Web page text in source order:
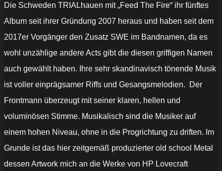
Die Schweden TRIALhauen mit „Feed The Fire“ ihr fünftes
Album seit ihrer Gründung 2007 heraus und haben seit dem
2017er Vorgänger den Zusatz SWE im Bandnamen, da es
wohl unzählige andere Acts gibt die diesen griffigen Namen
auch gewählt haben. Ihre sehr skandinavisch tönende Musik
ist voller einprägsamer Riffs und Gesangsmelodien.
Der
Frontmann überzeugt mit seiner klaren, hellen und
voluminösen Stimme. Musikalisch sind die Musiker auf
einem hohen Niveau, ohne in die Progrichtung zu driften. Im
Grunde ist das hier zeitgemäß produzierter old school Metal
dessen Artwork mich an die Werke von HP Lovecraft